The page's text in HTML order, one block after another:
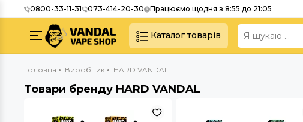
0800-33-11-31 073-414-20-30 Працюємо щодня з 8:55 до 21:05
Каталог товарів
Головна Виробник HARD VANDAL
Товари бренду HARD VANDAL